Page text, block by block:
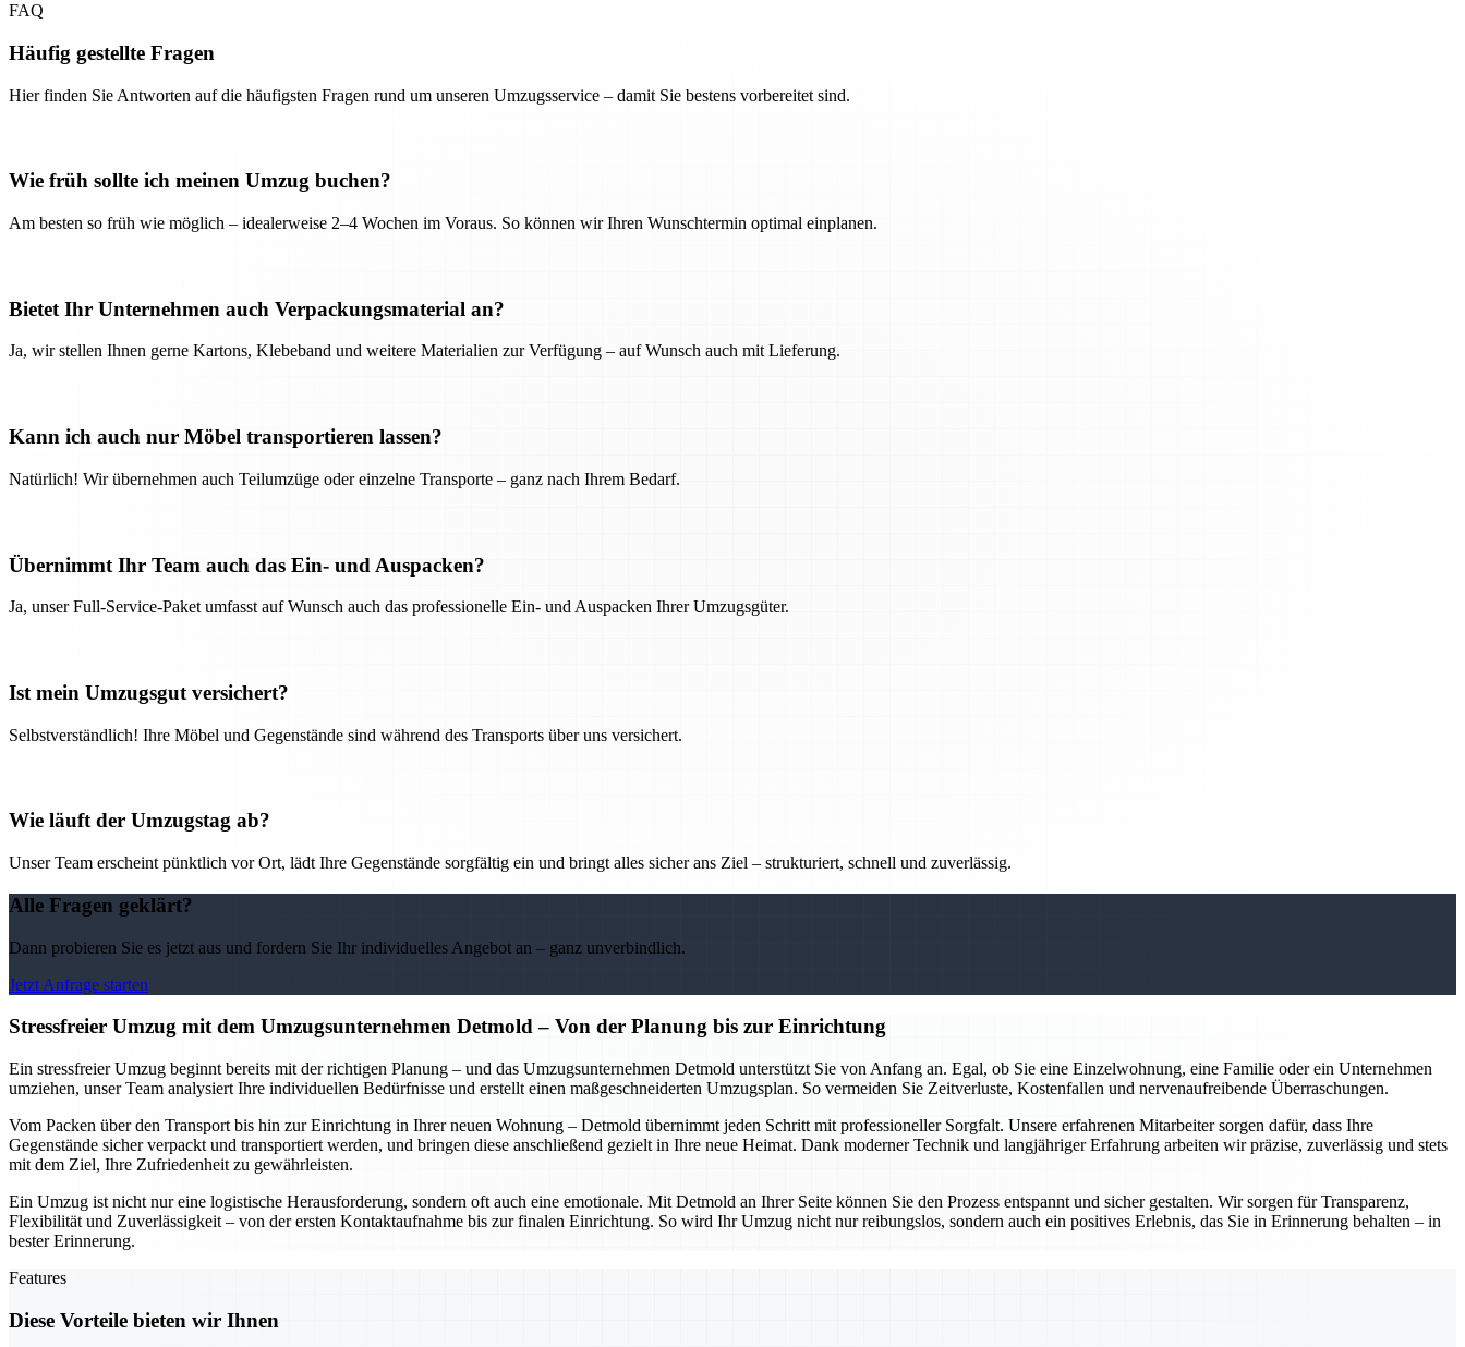
FAQ
Häufig gestellte Fragen
Hier finden Sie Antworten auf die häufigsten Fragen rund um unseren Umzugsservice – damit Sie bestens vorbereitet sind.
Wie früh sollte ich meinen Umzug buchen?
Am besten so früh wie möglich – idealerweise 2–4 Wochen im Voraus. So können wir Ihren Wunschtermin optimal einplanen.
Bietet Ihr Unternehmen auch Verpackungsmaterial an?
Ja, wir stellen Ihnen gerne Kartons, Klebeband und weitere Materialien zur Verfügung – auf Wunsch auch mit Lieferung.
Kann ich auch nur Möbel transportieren lassen?
Natürlich! Wir übernehmen auch Teilumzüge oder einzelne Transporte – ganz nach Ihrem Bedarf.
Übernimmt Ihr Team auch das Ein- und Auspacken?
Ja, unser Full-Service-Paket umfasst auf Wunsch auch das professionelle Ein- und Auspacken Ihrer Umzugsgüter.
Ist mein Umzugsgut versichert?
Selbstverständlich! Ihre Möbel und Gegenstände sind während des Transports über uns versichert.
Wie läuft der Umzugstag ab?
Unser Team erscheint pünktlich vor Ort, lädt Ihre Gegenstände sorgfältig ein und bringt alles sicher ans Ziel – strukturiert, schnell und zuverlässig.
Alle Fragen geklärt?
Dann probieren Sie es jetzt aus und fordern Sie Ihr individuelles Angebot an – ganz unverbindlich.
Jetzt Anfrage starten
Stressfreier Umzug mit dem Umzugsunternehmen Detmold – Von der Planung bis zur Einrichtung
Ein stressfreier Umzug beginnt bereits mit der richtigen Planung – und das Umzugsunternehmen Detmold unterstützt Sie von Anfang an. Egal, ob Sie eine Einzelwohnung, eine Familie oder ein Unternehmen
umziehen, unser Team analysiert Ihre individuellen Bedürfnisse und erstellt einen maßgeschneiderten Umzugsplan. So vermeiden Sie Zeitverluste, Kostenfallen und nervenaufreibende Überraschungen.
Vom Packen über den Transport bis hin zur Einrichtung in Ihrer neuen Wohnung – Detmold übernimmt jeden Schritt mit professioneller Sorgfalt. Unsere erfahrenen Mitarbeiter sorgen dafür, dass Ihre
Gegenstände sicher verpackt und transportiert werden, und bringen diese anschließend gezielt in Ihre neue Heimat. Dank moderner Technik und langjähriger Erfahrung arbeiten wir präzise, zuverlässig und stets
mit dem Ziel, Ihre Zufriedenheit zu gewährleisten.
Ein Umzug ist nicht nur eine logistische Herausforderung, sondern oft auch eine emotionale. Mit Detmold an Ihrer Seite können Sie den Prozess entspannt und sicher gestalten. Wir sorgen für Transparenz,
Flexibilität und Zuverlässigkeit – von der ersten Kontaktaufnahme bis zur finalen Einrichtung. So wird Ihr Umzug nicht nur reibungslos, sondern auch ein positives Erlebnis, das Sie in Erinnerung behalten – in
bester Erinnerung.
Features
Diese Vorteile bieten wir Ihnen